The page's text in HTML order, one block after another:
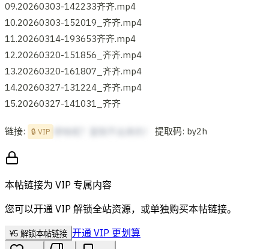
09.20260303-142233齐齐.mp4
10.20260303-152019_齐齐.mp4
11.20260314-193653齐齐.mp4
12.20260320-151856_齐齐.mp4
13.20260320-161807_齐齐.mp4
14.20260327-131224_齐齐.mp4
15.20260327-141031_齐齐
链接: 🔒 VIP 提取码: by2h
本帖链接为 VIP 专属内容
您可以开通 VIP 解锁全站资源，或单独购买本帖链接。
¥5 解锁本帖链接 开通 VIP 更划算